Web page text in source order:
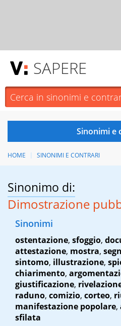
SAPERE
HOME SINONIMI E CONTRARI
Sinonimo di:
Dimostrazione
Sinonimi
ostentazione, sfoggio,
attestazione, mostra,
sintomo, illustrazione,
chiarimento,
giustificazione,
raduno, comizio, corteo,
manifestazione popolare,
sfilata